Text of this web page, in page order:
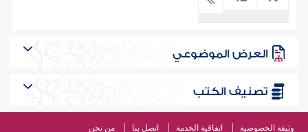
العرض الموضوعي
تصنيف الكتب
وثيقة الخصوصية اتفاقية الخدمة اتصل بنا من نحن